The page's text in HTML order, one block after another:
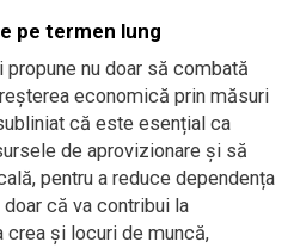
pe termen lung
propune nu doar să combată
economică prin măsuri
că este esențial ca
de aprovizionare și să
pentru a reduce dependența
că va contribui la
crea și locuri de muncă,